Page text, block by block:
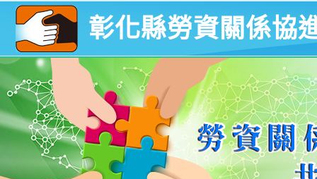
彰化縣勞資關係協